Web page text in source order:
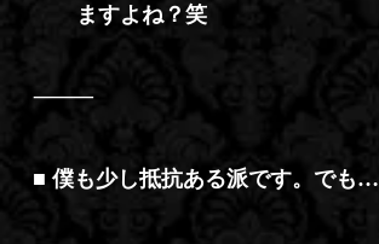
ますよね？笑
⸻
■ 僕も少し抵抗ある派です。でも…